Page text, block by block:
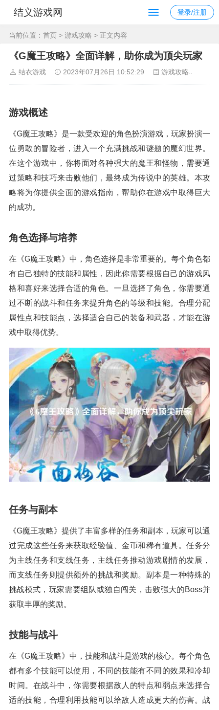
结义游戏网 登录/注册
当前位置： 首页 > 游戏攻略 > 正文内容
《G魔王攻略》全面详解，助你成为顶尖玩家
结衣游戏 2023年07月26日 10:52:29 游戏攻略
游戏概述
《G魔王攻略》是一款受欢迎的角色扮演游戏，玩家扮演一
位勇敢的冒险者，进入一个充满挑战和谜题的魔幻世界。
在这个游戏中，你将面对各种强大的魔王和怪物，需要通
过策略和技巧来击败他们，最终成为传说中的英雄。本攻
略将为你提供全面的游戏指南，帮助你在游戏中取得巨大
的成功。
角色选择与培养
在《G魔王攻略》中，角色选择是非常重要的。每个角色都
有自己独特的技能和属性，因此你需要根据自己的游戏风
格和喜好来选择合适的角色。一旦选择了角色，你需要通
过不断的战斗和任务来提升角色的等级和技能。合理分配
属性点和技能点，选择适合自己的装备和武器，才能在游
戏中取得优势。
任务与副本
《G魔王攻略》提供了丰富多样的任务和副本，玩家可以通
过完成这些任务来获取经验值、金币和稀有道具。任务分
为主线任务和支线任务，主线任务推动游戏剧情的发展，
而支线任务则提供额外的挑战和奖励。副本是一种特殊的
挑战模式，玩家需要组队或独自闯关，击败强大的Boss并
获取丰厚的奖励。
技能与战斗
在《G魔王攻略》中，技能和战斗是游戏的核心。每个角色
都有多个技能可以使用，不同的技能有不同的效果和冷却
时间。在战斗中，你需要根据敌人的特点和弱点来选择合
适的技能，合理利用技能可以给敌人造成更大的伤害。战